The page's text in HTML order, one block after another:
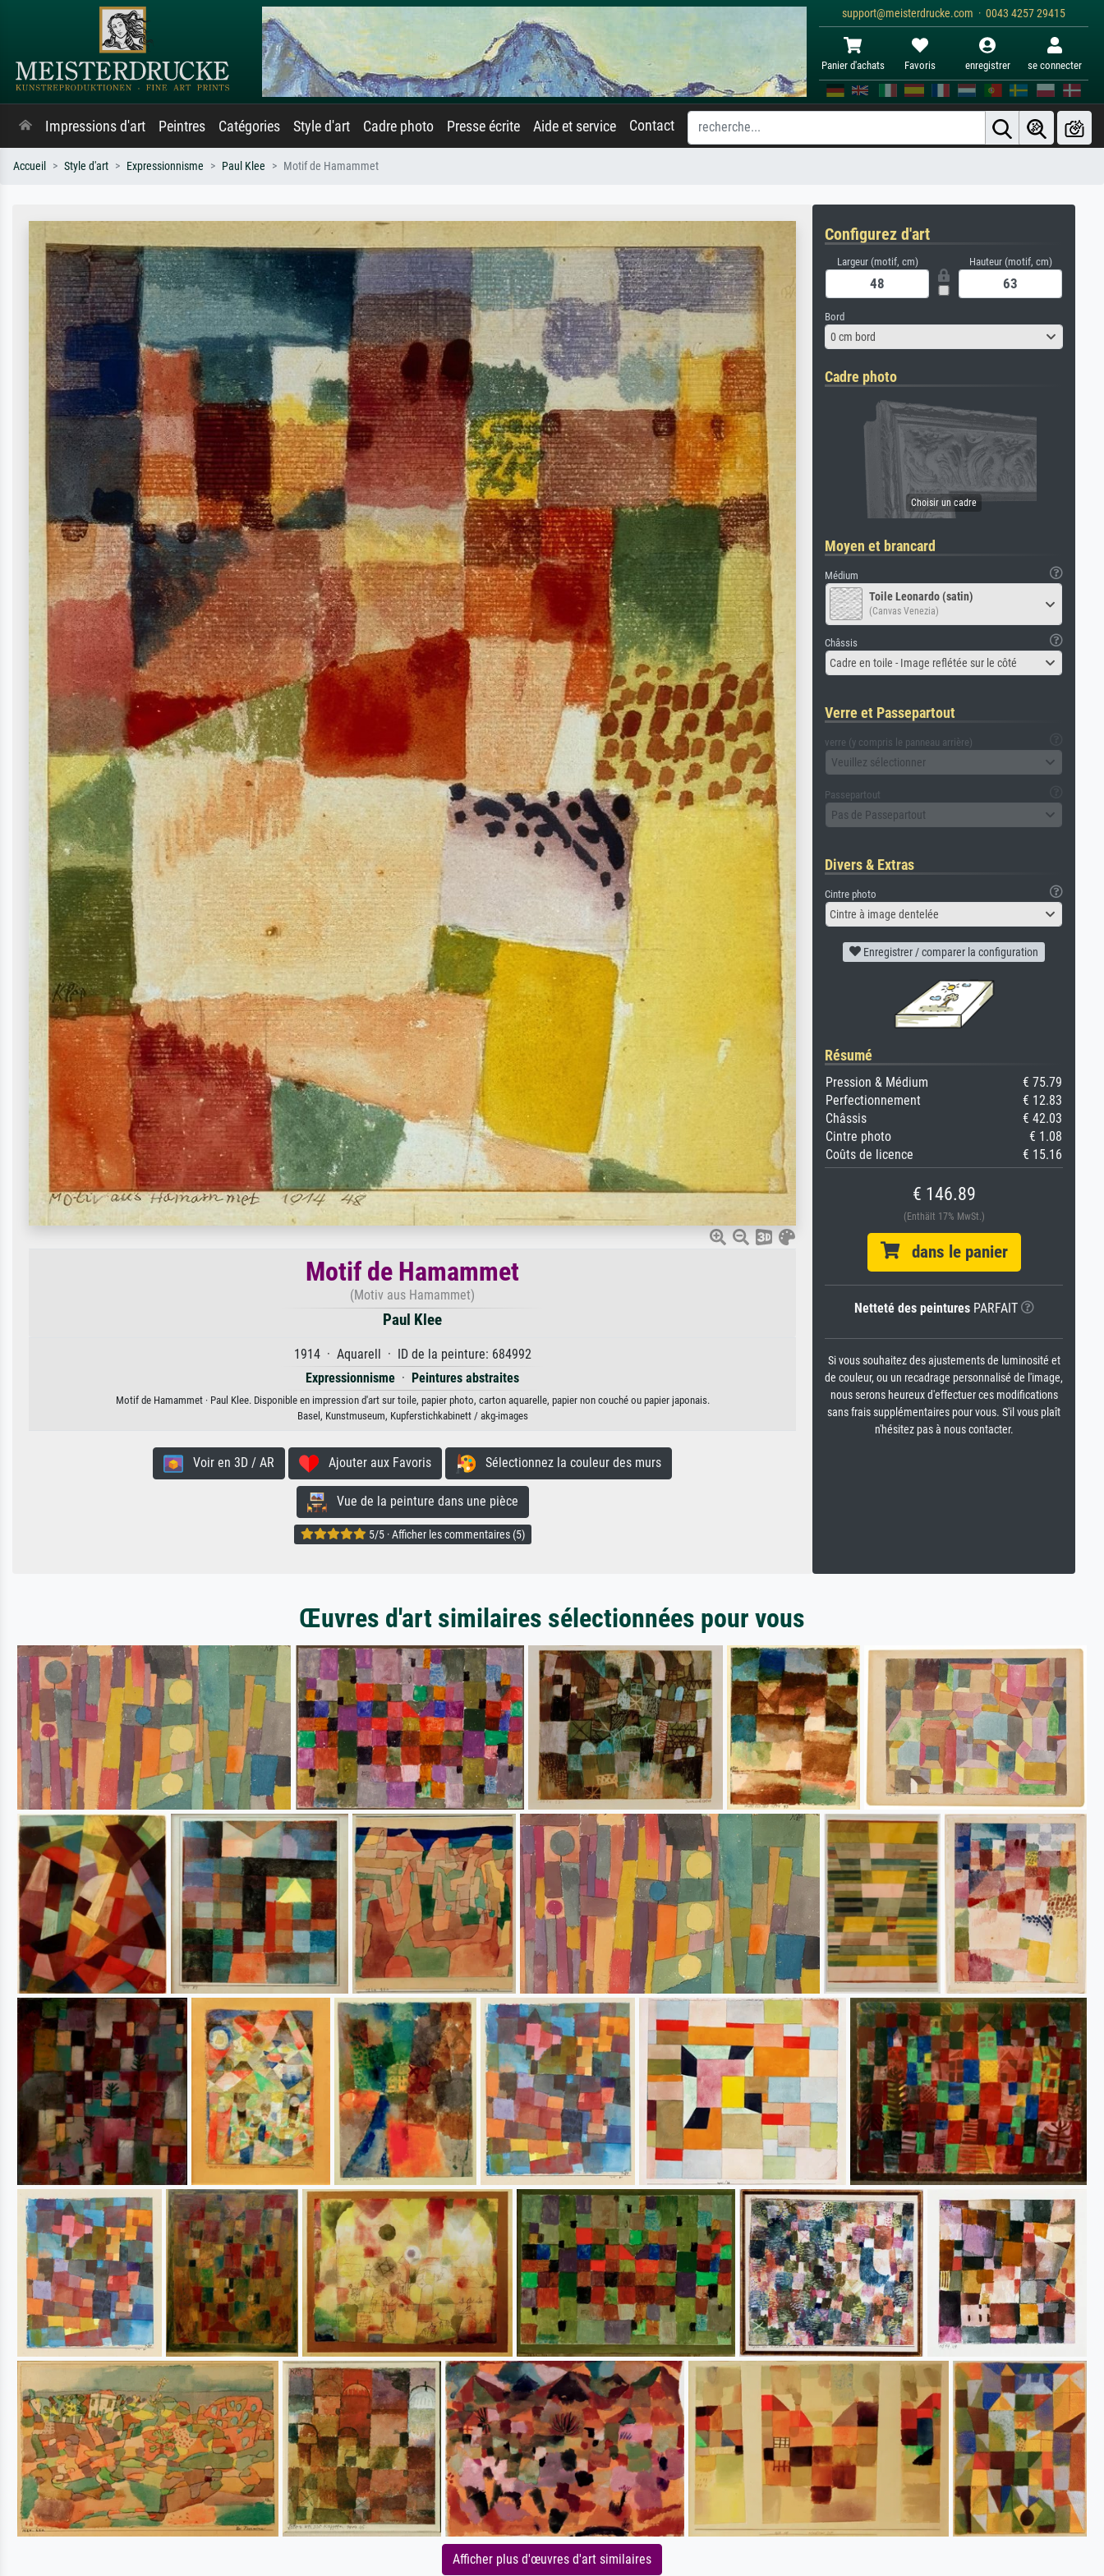
support@meisterdrucke.com · 0043 4257 29415
Panier d'achats Favoris enregistrer se connecter
Impressions d'art Peintres Catégories Style d'art Cadre photo Presse écrite Aide et service Contact
Accueil Style d'art Expressionnisme Paul Klee Motif de Hamammet
Motif de Hamammet
(Motiv aus Hamammet)
Paul Klee
1914 · Aquarell · ID de la peinture: 684992
Expressionnisme · Peintures abstraites
Motif de Hamammet · Paul Klee. Disponible en impression d'art sur toile, papier photo, carton aquarelle, papier non couché ou papier japonais.
Basel, Kunstmuseum, Kupferstichkabinett / akg-images
Voir en 3D / AR Ajouter aux Favoris Sélectionnez la couleur des murs
Vue de la peinture dans une pièce
5/5 · Afficher les commentaires (5)
Configurez d'art
Largeur (motif, cm) Hauteur (motif, cm)
Bord
0 cm bord
Cadre photo
Moyen et brancard
Médium
Toile Leonardo (satin)
(Canvas Venezia)
Châssis
Cadre en toile - Image reflétée sur le côté
Verre et Passepartout
verre (y compris le panneau arrière)
Veuillez sélectionner
Passepartout
Pas de Passepartout
Divers & Extras
Cintre photo
Cintre à image dentelée
Enregistrer / comparer la configuration
Résumé
Pression & Médium
€ 75.79
Perfectionnement
€ 12.83
Châssis
€ 42.03
Cintre photo
€ 1.08
Coûts de licence
€ 15.16
€ 146.89
(Enthält 17% MwSt.)
dans le panier
Netteté des peinturesPARFAIT
Si vous souhaitez des ajustements de luminosité et
de couleur, ou un recadrage personnalisé de l'image,
nous serons heureux d'effectuer ces modifications
sans frais supplémentaires pour vous. S'il vous plaît
n'hésitez pas à nous contacter.
Œuvres d'art similaires sélectionnées pour vous
Afficher plus d'œuvres d'art similaires